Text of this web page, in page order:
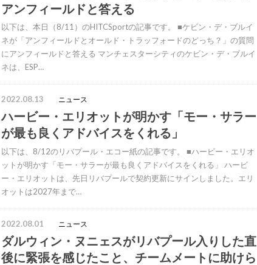
アンフィールドと答える
以下は、本日（8/11）のHITCSportの記事です。 ■ケビン・デ・ブルイ
ネが「アンフィールドとオールド・トラッフォードのどっち？」の質問
にアンフィールドと答える マンチェスターシティのケビン・デ・ブルイ
ネは、ESP…
2022.08.13 ニュース
ハービー・エリオットが明かす「モー・サラー
が最も良くアドバイスをくれる」
以下は、8/12のリバプール・エコー紙の記事です。 ■ハービー・エリオ
ットが明かす「モー・サラーが最も良くアドバイスをくれる」 ハービ
ー・エリオットは、先日リバプールで契約更新にサインしました。エリ
オットは2027年まで…
2022.08.01 ニュース
ダルウィン・ヌニェスがリバプール入りした直
後に緊張を感じたこと、チームメートに助けら